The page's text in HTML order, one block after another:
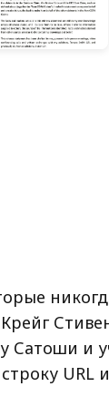
Сатоши и
URL